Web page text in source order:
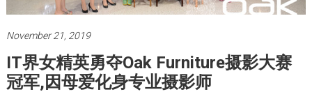
November 21, 2019
IT界女精英勇夺Oak Furniture摄影大赛
冠军,因母爱化身专业摄影师